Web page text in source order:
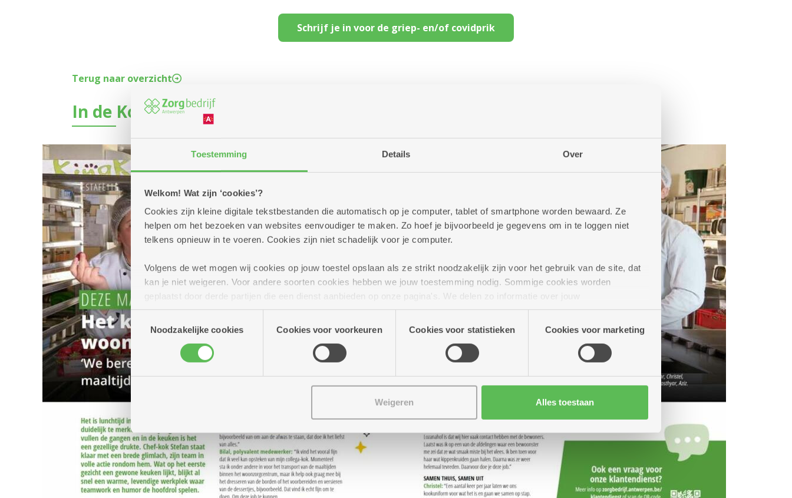
Toestemming Details Over
Welkom! Wat zijn ‘cookies’?
Cookies zijn kleine digitale tekstbestanden die automatisch op je computer, tablet of smartphone worden bewaard. Ze
helpen om het bezoeken van websites eenvoudiger te maken. Zo hoef je bijvoorbeeld je gegevens om in te loggen niet
telkens opnieuw in te voeren. Cookies zijn niet schadelijk voor je computer.
Volgens de wet mogen wij cookies op jouw toestel opslaan als ze strikt noodzakelijk zijn voor het gebruik van de site, dat
kan je niet weigeren. Voor andere soorten cookies hebben we jouw toestemming nodig. Sommige cookies worden
geplaatst door derde partijen die een dienst aanbieden op onze pagina's. We delen zo informatie over jouw
(geanonimiseerd) gebruik van onze site voor social media, advertenties en analyse. Deze partners kunnen deze gegevens
combineren met andere informatie die je aan hen verstrekte.
Toestemmingsselectie
Noodzakelijke cookies
Cookies voor voorkeuren Cookies voor statistieken Cookies voor marketing
Weigeren Alles toestaan
Schrijf je in voor de griep- en/of covidprik
Terug naar overzicht
In de Kombine: het keukenteam van Lozanahof